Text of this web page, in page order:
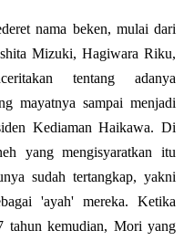
nama beken, mulai dari
Mizuki, Hagiwara Riku,
tentang adanya
mayatnya sampai menjadi
Kediaman Haikawa. Di
yang mengisyaratkan itu
sudah tertangkap, yakni
'ayah' mereka. Ketika
tahun kemudian, Mori yang